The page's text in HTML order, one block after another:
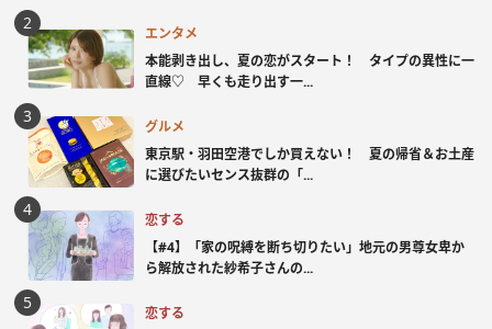
エンタメ
本能剥き出し、夏の恋がスタート！ タイプの異性に一
直線♡ 早くも走り出す一...
グルメ
東京駅・羽田空港でしか買えない！ 夏の帰省＆お土産
に選びたいセンス抜群の「...
恋する
【#4】「家の呪縛を断ち切りたい」地元の男尊女卑か
ら解放された紗希子さんの...
恋する